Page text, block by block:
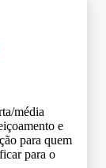
média
e
para quem
para o